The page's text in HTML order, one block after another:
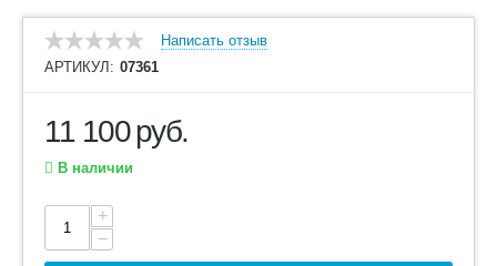
Написать отзыв
АРТИКУЛ: 07361
11 100руб.
В наличии
+
−